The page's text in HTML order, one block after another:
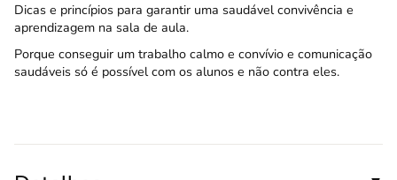
Dicas e princípios para garantir uma saudável convivência e
aprendizagem na sala de aula.
Porque conseguir um trabalho calmo e convívio e comunicação
saudáveis só é possível com os alunos e não contra eles.